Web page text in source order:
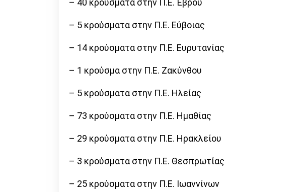
– 5 κρούσματα στην Π.Ε. Εύβοιας
– 14 κρούσματα στην Π.Ε. Ευρυτανίας
– 1 κρούσμα στην Π.Ε. Ζακύνθου
– 5 κρούσματα στην Π.Ε. Ηλείας
– 73 κρούσματα στην Π.Ε. Ημαθίας
– 29 κρούσματα στην Π.Ε. Ηρακλείου
– 3 κρούσματα στην Π.Ε. Θεσπρωτίας
– 25 κρούσματα στην Π.Ε. Ιωαννίνων